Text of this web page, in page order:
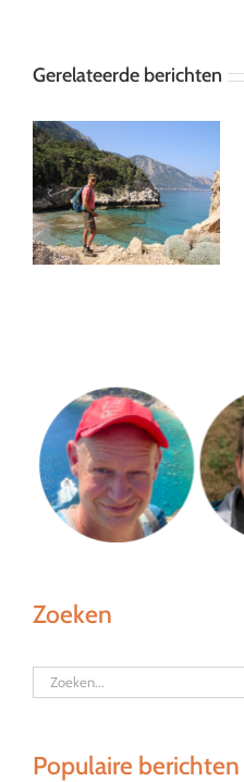
Gerelateerde berichten
Falsterbo: de zuidwest
punt van Skåne
Zoeken
Zoeken
naar:
Populaire berichten